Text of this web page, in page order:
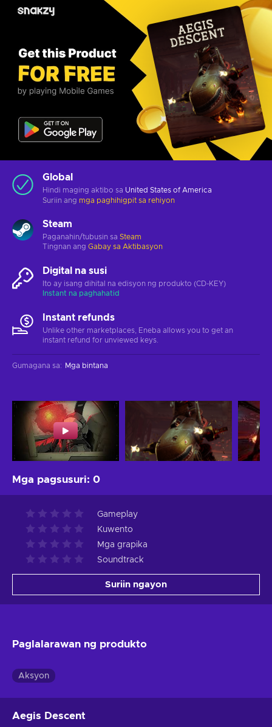
Global
Hindi maging aktibo sa United States of America
Suriin ang mga paghihigpit sa rehiyon
Steam
Paganahin/tubusin sa Steam
Tingnan ang Gabay sa Aktibasyon
Digital na susi
Ito ay isang dihital na edisyon ng produkto (CD-KEY)
Instant na paghahatid
Instant refunds
Unlike other marketplaces, Eneba allows you to get an
instant refund for unviewed keys.
Gumagana sa: Mga bintana
Mga pagsusuri: 0
Gameplay
Kuwento
Mga grapika
Soundtrack
Suriin ngayon
Paglalarawan ng produkto
Aksyon
Aegis Descent